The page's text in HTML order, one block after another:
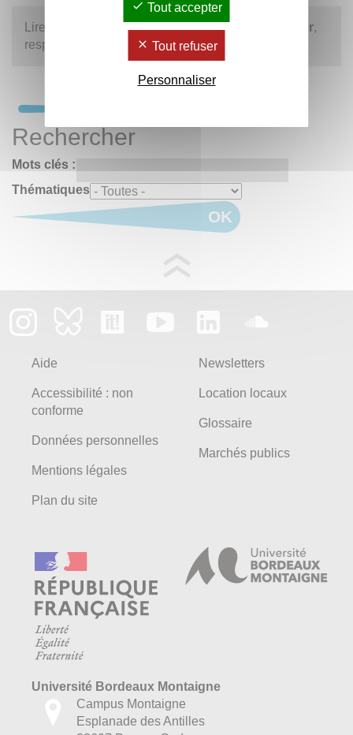
Lire l'article complet écrit parCatherine de Noter,
responsable valorisation du LabEx LaScArBx.
Rechercher
Mots clés :
Thématiques
OK
Aide
Accessibilité : non
conforme
Données personnelles
Mentions légales
Plan du site
Newsletters
Location locaux
Glossaire
Marchés publics
Université Bordeaux Montaigne
Campus Montaigne
Esplanade des Antilles
Tout accepter
Tout refuser
Personnaliser